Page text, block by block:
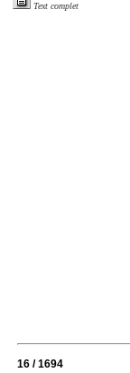
Text complet
16 / 1694